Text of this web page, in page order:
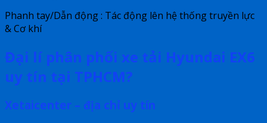
Phanh tay/Dẫn động : Tác động lên hệ thống truyền lực
& Cơ khí
Đại lí phân phối xe tải Hyundai EX6
uy tín tại TPHCM?
Xetaicenter – địa chỉ uy tín